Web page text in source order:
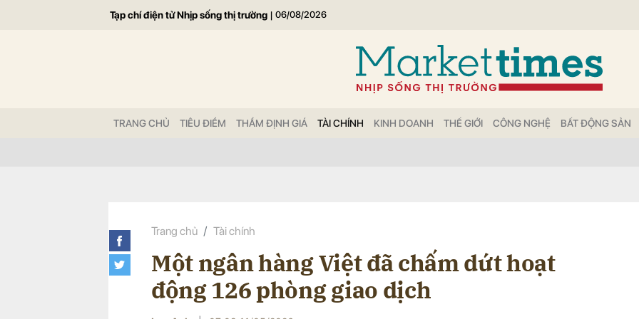
Tạp chí điện tử Nhịp sống thị trường | 06/08/2026
TRANG CHỦ TIÊU ĐIỂM THẨM ĐỊNH GIÁ TÀI CHÍNH KINH DOANH THẾ GIỚI CÔNG NGHỆ BẤT ĐỘNG SẢN
Trang chủ Tài chính
Một ngân hàng Việt đã chấm dứt hoạt
động 126 phòng giao dịch
Gửi bình luận